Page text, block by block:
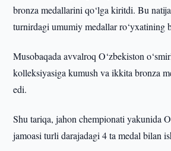
bronza medallarini qo‘lga kiritdi. Bu
turnirdagi umumiy medallar ro‘yxatining
Musobaqada avvalroq O‘zbekiston
kolleksiyasiga kumush va ikkita bronza
edi.
Shu tariqa, jahon chempionati yakunida
jamoasi turli darajadagi 4 ta medal bilan